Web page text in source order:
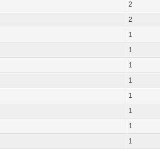
2
2
1
1
1
1
1
1
1
1